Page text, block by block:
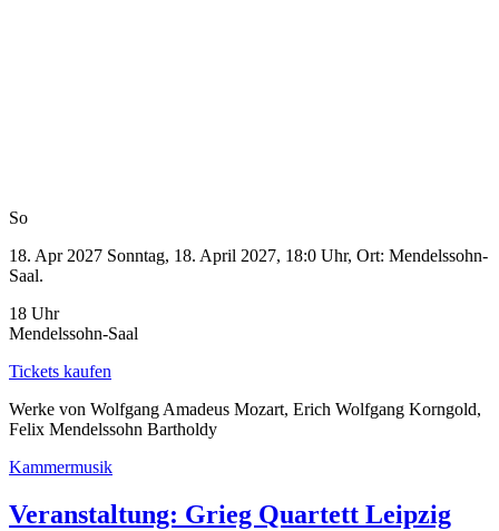
So
18. Apr 2027 Sonntag, 18. April 2027, 18:0 Uhr, Ort: Mendelssohn-
Saal.
18 Uhr
Mendelssohn-Saal
Tickets kaufen
Werke von Wolfgang Amadeus Mozart, Erich Wolfgang Korngold,
Felix Mendelssohn Bartholdy
Kammermusik
Veranstaltung: Grieg Quartett Leipzig